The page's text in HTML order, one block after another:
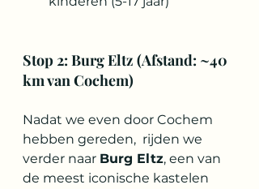
Stop 2: Burg Eltz (Afstand: ~40
km van Cochem)
Nadat we even door Cochem
hebben gereden,  rijden we
verder naar Burg Eltz, een van
de meest iconische kastelen